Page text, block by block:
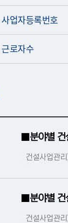
사업자등록번호
근로자수
■분야별
건설사업관리
■분야별
건설사업관리